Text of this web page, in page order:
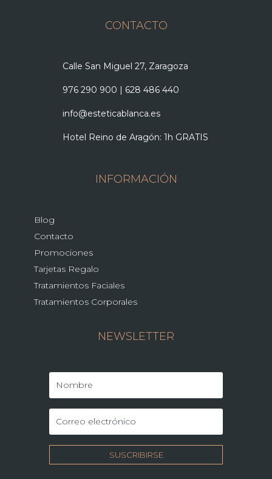
CONTACTO
Calle San Miguel 27, Zaragoza
976 290 900 | 628 486 440
info@esteticablanca.es
Hotel Reino de Aragón: 1h GRATIS
INFORMACIÓN
Blog
Contacto
Promociones
Tarjetas Regalo
Tratamientos Faciales
Tratamientos Corporales
NEWSLETTER
SUSCRIBIRSE